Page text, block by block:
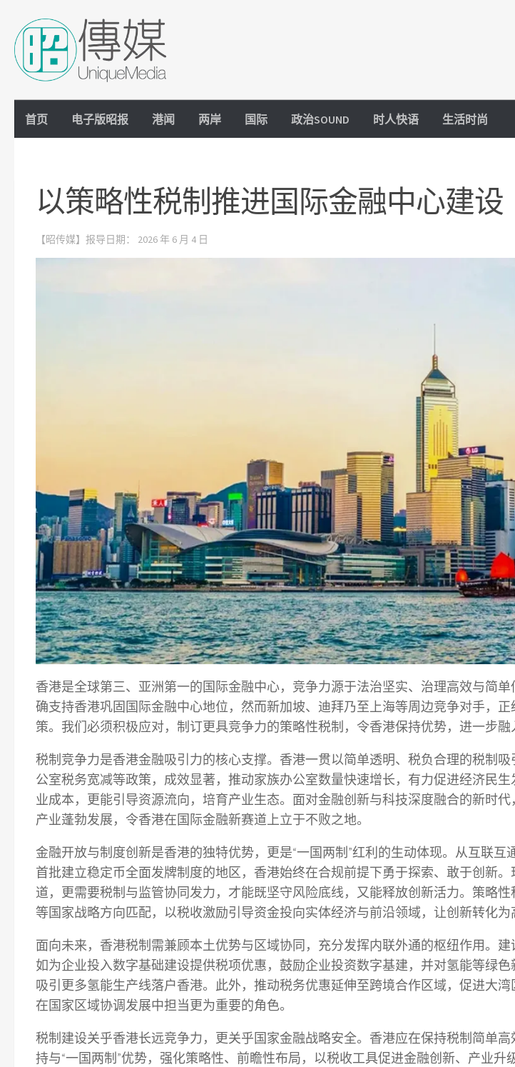
Skip to content
首页 电子版昭报 港闻 两岸 国际 政治SOUND 时人快语 生活时尚
以策略性税制推进国际金融中心建
【昭传媒】报导日期： 2026 年 6 月 4 日
香港是全球第三、亚洲第一的国际金融中心，竞争力源于法治坚实、治理高效与简单
确支持香港巩固国际金融中心地位，然而新加坡、迪拜乃至上海等周边竞争对手，
策。我们必须积极应对，制订更具竞争力的策略性税制，令香港保持优势，进一步融
税制竞争力是香港金融吸引力的核心支撑。香港一贯以简单透明、税负合理的税制
公室税务宽减等政策，成效显著，推动家族办公室数量快速增长，有力促进经济民
业成本，更能引导资源流向，培育产业生态。面对金融创新与科技深度融合的新时
产业蓬勃发展，令香港在国际金融新赛道上立于不败之地。
金融开放与制度创新是香港的独特优势，更是“一国两制”红利的生动体现。从互联互
首批建立稳定币全面发牌制度的地区，香港始终在合规前提下勇于探索、敢于创新
道，更需要税制与监管协同发力，才能既坚守风险底线，又能释放创新活力。策略
等国家战略方向匹配，以税收激励引导资金投向实体经济与前沿领域，让创新转化为
面向未来，香港税制需兼顾本土优势与区域协同，充分发挥内联外通的枢纽作用。
如为企业投入数字基础建设提供税项优惠，鼓励企业投资数字基建，并对氢能等绿色
吸引更多氢能生产线落户香港。此外，推动税务优惠延伸至跨境合作区域，促进大
在国家区域协调发展中担当更为重要的角色。
税制建设关乎香港长远竞争力，更关乎国家金融战略安全。香港应在保持税制简单
持与“一国两制”优势，强化策略性、前瞻性布局，以税收工具促进金融创新、产业升